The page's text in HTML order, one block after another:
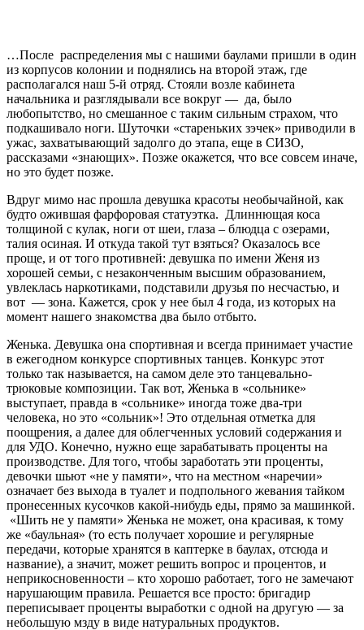
…После распределения мы с нашими баулами пришли в один
из корпусов колонии и поднялись на второй этаж, где
располагался наш 5-й отряд. Стояли возле кабинета
начальника и разглядывали все вокруг — да, было
любопытство, но смешанное с таким сильным страхом, что
подкашивало ноги. Шуточки «стареньких зэчек» приводили в
ужас, захватывающий задолго до этапа, еще в СИЗО,
рассказами «знающих». Позже окажется, что все совсем иначе,
но это будет позже.
Вдруг мимо нас прошла девушка красоты необычайной, как
будто ожившая фарфоровая статуэтка. Длиннющая коса
толщиной с кулак, ноги от шеи, глаза – блюдца с озерами,
талия осиная. И откуда такой тут взяться? Оказалось все
проще, и от того противней: девушка по имени Женя из
хорошей семьи, с незаконченным высшим образованием,
увлеклась наркотиками, подставили друзья по несчастью, и
вот — зона. Кажется, срок у нее был 4 года, из которых на
момент нашего знакомства два было отбыто.
Женька. Девушка она спортивная и всегда принимает участие
в ежегодном конкурсе спортивных танцев. Конкурс этот
только так называется, на самом деле это танцевально-
трюковые композиции. Так вот, Женька в «сольнике»
выступает, правда в «сольнике» иногда тоже два-три
человека, но это «сольник»! Это отдельная отметка для
поощрения, а далее для облегченных условий содержания и
для УДО. Конечно, нужно еще зарабатывать проценты на
производстве. Для того, чтобы заработать эти проценты,
девочки шьют «не у памяти», что на местном «наречии»
означает без выхода в туалет и подпольного жевания тайком
пронесенных кусочков какой-нибудь еды, прямо за машинкой.
«Шить не у памяти» Женька не может, она красивая, к тому
же «баульная» (то есть получает хорошие и регулярные
передачи, которые хранятся в каптерке в баулах, отсюда и
название), а значит, может решить вопрос и процентов, и
неприкосновенности – кто хорошо работает, того не замечают
нарушающим правила. Решается все просто: бригадир
переписывает проценты выработки с одной на другую — за
небольшую мзду в виде натуральных продуктов.